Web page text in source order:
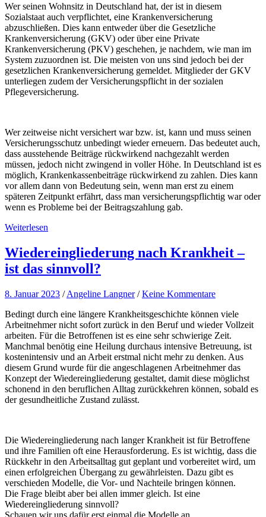
Wer seinen Wohnsitz in Deutschland hat, der ist in diesem
Sozialstaat auch verpflichtet, eine Krankenversicherung
abzuschließen. Dies kann entweder über die Gesetzliche
Krankenversicherung (GKV) oder über eine Private
Krankenversicherung (PKV) geschehen, je nachdem, wie man im
System zuzuordnen ist. Die meisten von uns sind jedoch bei der
gesetzlichen Krankenversicherung gemeldet. Mitglieder der GKV
unterliegen zudem der Versicherungspflicht in der sozialen
Pflegeversicherung.
Wer zeitweise nicht versichert war bzw. ist, kann und muss seinen
Versicherungsschutz unbedingt wieder erneuern. Das bedeutet auch,
dass ausstehende Beiträge rückwirkend nachgezahlt werden
müssen, jedoch nicht zwingend in voller Höhe. In Deutschland ist es
möglich, Krankenkassenbeiträge rückwirkend zu zahlen. Dies kann
vor allem dann von Bedeutung sein, wenn man erst zu einem
späteren Zeitpunkt erfährt, dass man versicherungspflichtig war oder
wenn es Probleme bei der Beitragszahlung gab.
Weiterlesen
Wiedereingliederung nach Krankheit –
ist das sinnvoll?
8. Januar 2023 /Angeline Langner /Keine Kommentare
Bedingt durch eine längere Krankheitsgeschichte können viele
Arbeitnehmer nicht sofort zurück in den Beruf und wieder Vollzeit
arbeiten. Für die Betroffenen ist es eine sehr schwierige Zeit.
Manchmal benötig eine Heilung durchaus intensive Betreuung, ist
kostenintensiv und an Arbeit erstmal nicht mehr zu denken. Aus
diesem Grund wurde für die angeschlagenen Arbeitnehmer das
Konzept der Wiedereingliederung gestaltet, damit diese möglichst
schonend in den beruflichen Alltag zurückkehren können, sobald es
der gesundheitliche Zustand zulässt.
Die Wiedereingliederung nach langer Krankheit ist für Betroffene
und ihre Familien oft eine Herausforderung. Es ist wichtig, dass die
Rückkehr in den Arbeitsalltag gut geplant und vorbereitet wird, um
einen erfolgreichen Übergang zu gewährleisten. Dazu gibt es
verschieden Modelle, die Vor- und Nachteile bringen können.
Die Frage bleibt aber bei allen immer gleich. Ist eine
Wiedereingliederung sinnvoll?
Schauen wir uns dafür erst einmal die Modelle an.